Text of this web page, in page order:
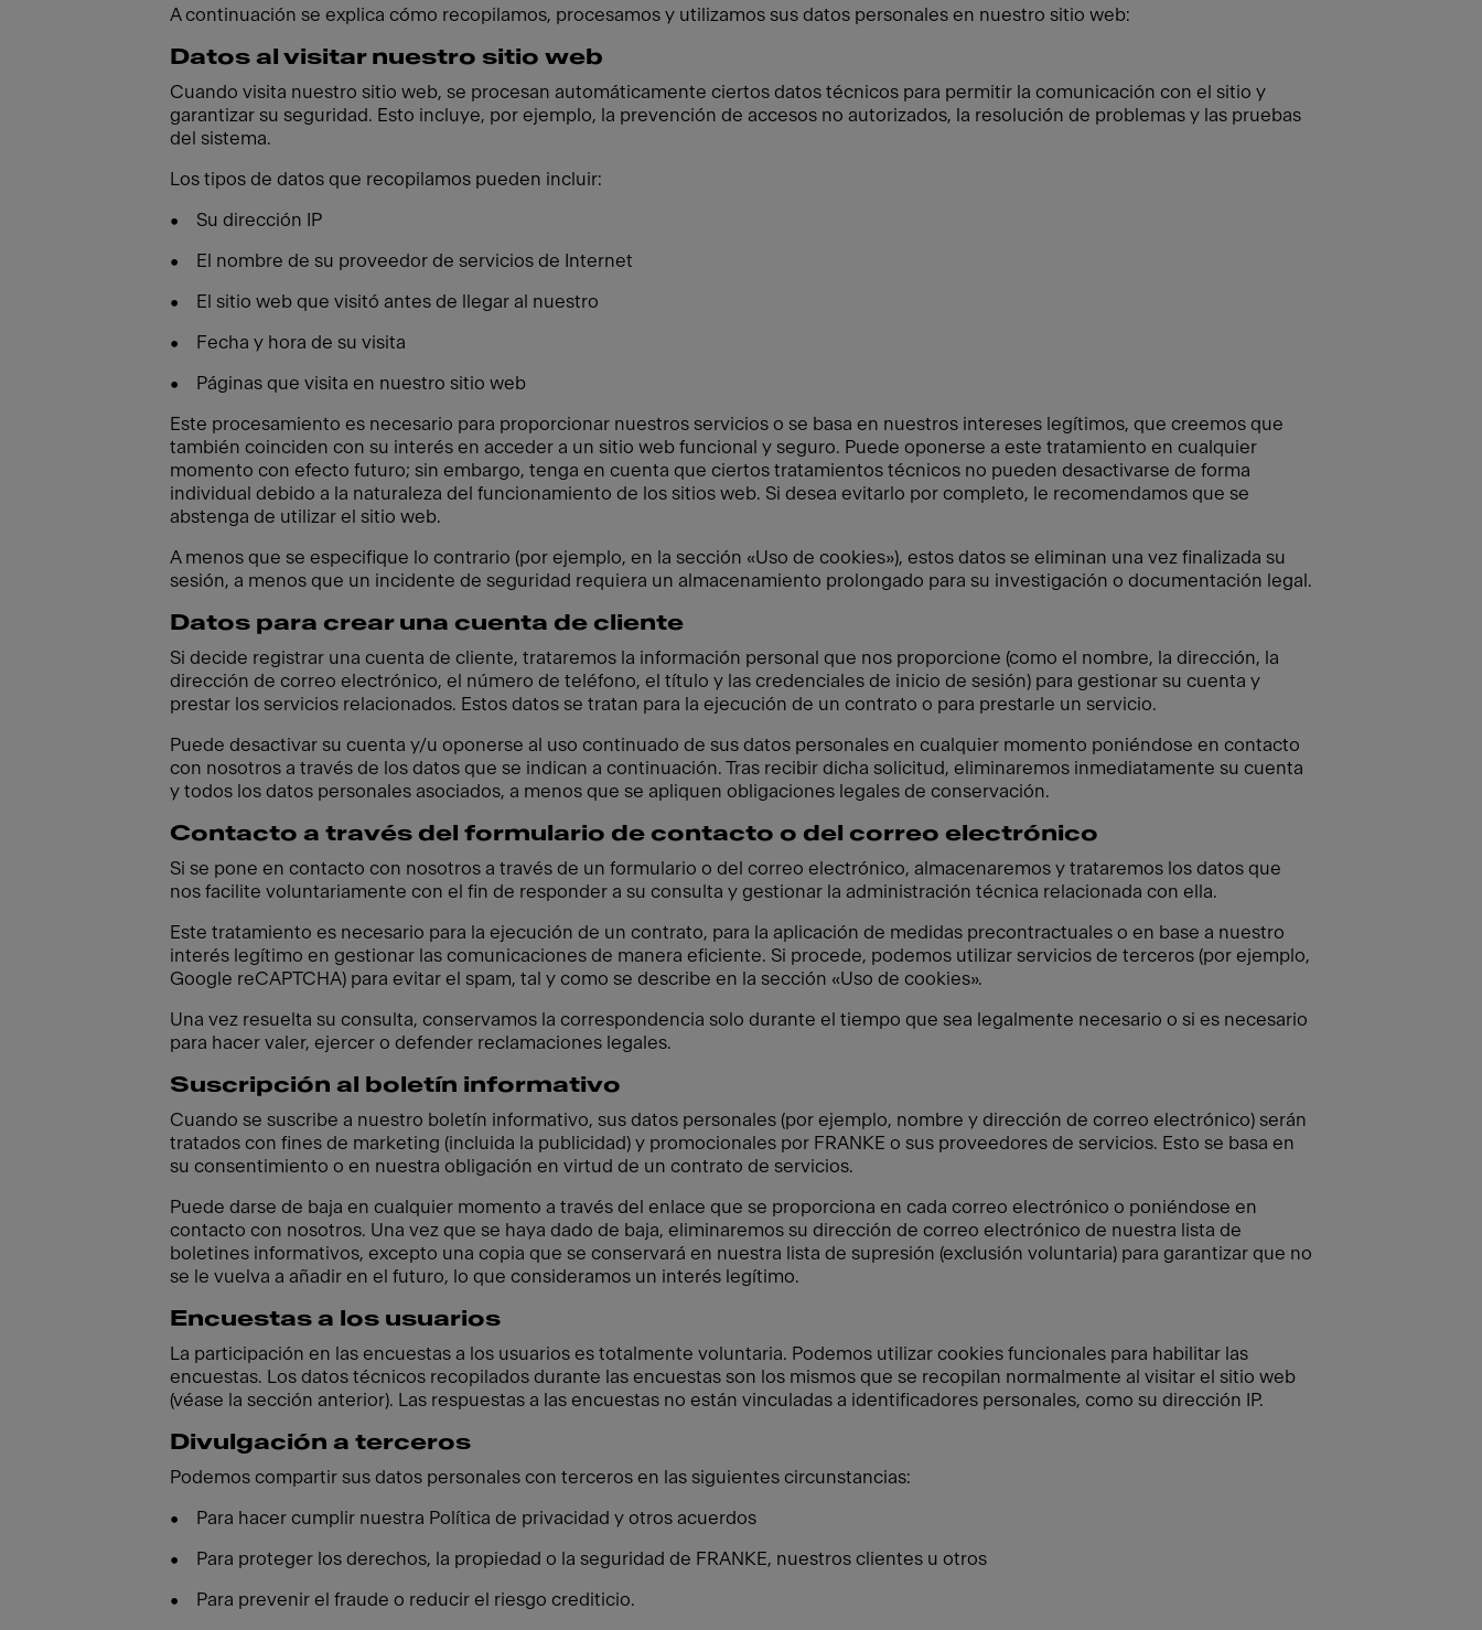
A continuación se explica cómo recopilamos, procesamos y utilizamos sus datos personales en nuestro sitio web:
Datos al visitar nuestro sitio web
Cuando visita nuestro sitio web, se procesan automáticamente ciertos datos técnicos para permitir la comunicación con el sitio y
garantizar su seguridad. Esto incluye, por ejemplo, la prevención de accesos no autorizados, la resolución de problemas y las pruebas
del sistema.
Los tipos de datos que recopilamos pueden incluir:
• Su dirección IP
• El nombre de su proveedor de servicios de Internet
• El sitio web que visitó antes de llegar al nuestro
• Fecha y hora de su visita
• Páginas que visita en nuestro sitio web
Este procesamiento es necesario para proporcionar nuestros servicios o se basa en nuestros intereses legítimos, que creemos que
también coinciden con su interés en acceder a un sitio web funcional y seguro. Puede oponerse a este tratamiento en cualquier
momento con efecto futuro; sin embargo, tenga en cuenta que ciertos tratamientos técnicos no pueden desactivarse de forma
individual debido a la naturaleza del funcionamiento de los sitios web. Si desea evitarlo por completo, le recomendamos que se
abstenga de utilizar el sitio web.
A menos que se especifique lo contrario (por ejemplo, en la sección «Uso de cookies»), estos datos se eliminan una vez finalizada su
sesión, a menos que un incidente de seguridad requiera un almacenamiento prolongado para su investigación o documentación legal.
Datos para crear una cuenta de cliente
Si decide registrar una cuenta de cliente, trataremos la información personal que nos proporcione (como el nombre, la dirección, la
dirección de correo electrónico, el número de teléfono, el título y las credenciales de inicio de sesión) para gestionar su cuenta y
prestar los servicios relacionados. Estos datos se tratan para la ejecución de un contrato o para prestarle un servicio.
Puede desactivar su cuenta y/u oponerse al uso continuado de sus datos personales en cualquier momento poniéndose en contacto
con nosotros a través de los datos que se indican a continuación. Tras recibir dicha solicitud, eliminaremos inmediatamente su cuenta
y todos los datos personales asociados, a menos que se apliquen obligaciones legales de conservación.
Contacto a través del formulario de contacto o del correo electrónico
Si se pone en contacto con nosotros a través de un formulario o del correo electrónico, almacenaremos y trataremos los datos que
nos facilite voluntariamente con el fin de responder a su consulta y gestionar la administración técnica relacionada con ella.
Este tratamiento es necesario para la ejecución de un contrato, para la aplicación de medidas precontractuales o en base a nuestro
interés legítimo en gestionar las comunicaciones de manera eficiente. Si procede, podemos utilizar servicios de terceros (por ejemplo,
Google reCAPTCHA) para evitar el spam, tal y como se describe en la sección «Uso de cookies».
Una vez resuelta su consulta, conservamos la correspondencia solo durante el tiempo que sea legalmente necesario o si es necesario
para hacer valer, ejercer o defender reclamaciones legales.
Suscripción al boletín informativo
Cuando se suscribe a nuestro boletín informativo, sus datos personales (por ejemplo, nombre y dirección de correo electrónico) serán
tratados con fines de marketing (incluida la publicidad) y promocionales por FRANKE o sus proveedores de servicios. Esto se basa en
su consentimiento o en nuestra obligación en virtud de un contrato de servicios.
Puede darse de baja en cualquier momento a través del enlace que se proporciona en cada correo electrónico o poniéndose en
contacto con nosotros. Una vez que se haya dado de baja, eliminaremos su dirección de correo electrónico de nuestra lista de
boletines informativos, excepto una copia que se conservará en nuestra lista de supresión (exclusión voluntaria) para garantizar que no
se le vuelva a añadir en el futuro, lo que consideramos un interés legítimo.
Encuestas a los usuarios
La participación en las encuestas a los usuarios es totalmente voluntaria. Podemos utilizar cookies funcionales para habilitar las
encuestas. Los datos técnicos recopilados durante las encuestas son los mismos que se recopilan normalmente al visitar el sitio web
(véase la sección anterior). Las respuestas a las encuestas no están vinculadas a identificadores personales, como su dirección IP.
Divulgación a terceros
Podemos compartir sus datos personales con terceros en las siguientes circunstancias:
• Para hacer cumplir nuestra Política de privacidad y otros acuerdos
• Para proteger los derechos, la propiedad o la seguridad de FRANKE, nuestros clientes u otros
• Para prevenir el fraude o reducir el riesgo crediticio.